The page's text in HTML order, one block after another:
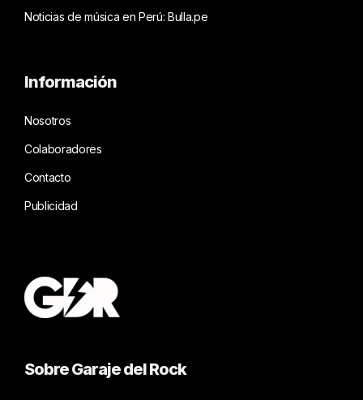
Noticias de música en Perú: Bulla.pe
Información
Nosotros
Colaboradores
Contacto
Publicidad
Sobre Garaje del Rock